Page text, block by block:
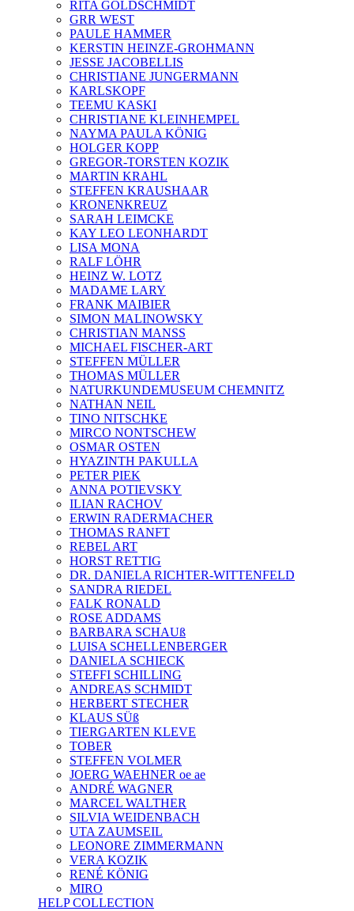
RITA GOLDSCHMIDT
GRR WEST
PAULE HAMMER
KERSTIN HEINZE-GROHMANN
JESSE JACOBELLIS
CHRISTIANE JUNGERMANN
KARLSKOPF
TEEMU KASKI
CHRISTIANE KLEINHEMPEL
NAYMA PAULA KÖNIG
HOLGER KOPP
GREGOR-TORSTEN KOZIK
MARTIN KRAHL
STEFFEN KRAUSHAAR
KRONENKREUZ
SARAH LEIMCKE
KAY LEO LEONHARDT
LISA MONA
RALF LÖHR
HEINZ W. LOTZ
MADAME LARY
FRANK MAIBIER
SIMON MALINOWSKY
CHRISTIAN MANSS
MICHAEL FISCHER-ART
STEFFEN MÜLLER
THOMAS MÜLLER
NATURKUNDEMUSEUM CHEMNITZ
NATHAN NEIL
TINO NITSCHKE
MIRCO NONTSCHEW
OSMAR OSTEN
HYAZINTH PAKULLA
PETER PIEK
ANNA POTIEVSKY
ILIAN RACHOV
ERWIN RADERMACHER
THOMAS RANFT
REBEL ART
HORST RETTIG
DR. DANIELA RICHTER-WITTENFELD
SANDRA RIEDEL
FALK RONALD
ROSE ADDAMS
BARBARA SCHAUß
LUISA SCHELLENBERGER
DANIELA SCHIECK
STEFFI SCHILLING
ANDREAS SCHMIDT
HERBERT STECHER
KLAUS SÜß
TIERGARTEN KLEVE
TOBER
STEFFEN VOLMER
JOERG WAEHNER oe ae
ANDRÉ WAGNER
MARCEL WALTHER
SILVIA WEIDENBACH
UTA ZAUMSEIL
LEONORE ZIMMERMANN
VERA KOZIK
RENÉ KÖNIG
MIRO
HELP COLLECTION